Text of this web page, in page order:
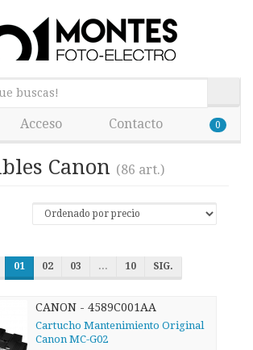
Acceso Contacto 0
Canon (86 art.)
01 02 03 ... 10 SIG.
CANON - 4589C001AA
Cartucho Mantenimiento Original
Canon MC-G02